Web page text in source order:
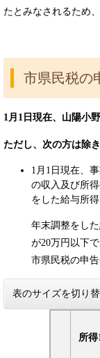
たとみなされるため
市県民税の
1月1日現在、山陽小
ただし、次の方は除き
1月1日現在、
の収入及び所
をした給与所
年末調整をした
が20万円以下
市県民税の申
表のサイズを切り
所得